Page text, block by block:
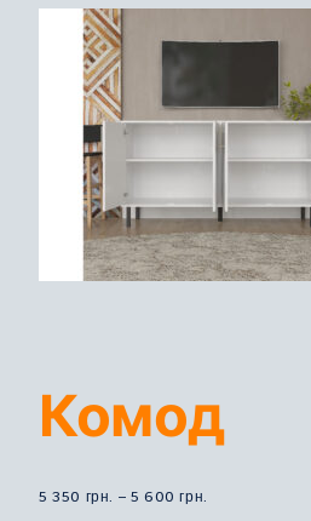
Комод
5 350 грн. – 5 600 грн.